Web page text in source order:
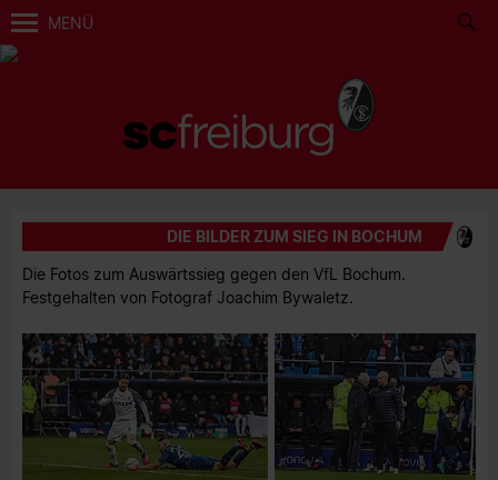
MENÜ
DIE BILDER ZUM SIEG IN BOCHUM
Die Fotos zum Auswärtssieg gegen den VfL Bochum.
Festgehalten von Fotograf Joachim Bywaletz.